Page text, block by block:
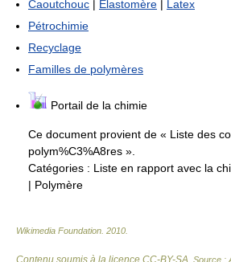
Caoutchouc | Élastomère | Latex
Pétrochimie
Recyclage
Familles de polymères
Portail de la chimie
Ce document provient de « Liste des
polym%C3%A8res ».
Catégories : Liste en rapport avec la
| Polymère
Wikimedia Foundation 2010
Contenu soumis à la licence CC-BY-SA . Source :